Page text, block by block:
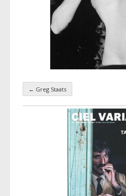
Navigation par
← Greg Staats